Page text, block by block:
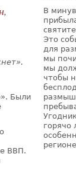
Были
ВВП.
В
Это
для
мы
мы
чтобы
горячо